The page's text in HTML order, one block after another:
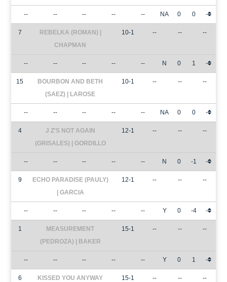
-- -- -- -- -- NA 0 0 -
7
REBELKA (ROMAN) |
CHAPMAN
10-1 -- -- --
-- -- -- -- -- N 0 1 -
15
BOURBON AND BETH
(SAEZ) | LAROSE
10-1 -- -- --
-- -- -- -- -- NA 0 0 -
4
J Z'S NOT AGAIN
(GRISALES) | GORDILLO
12-1 -- -- --
-- -- -- -- -- N 0 -1 -
9
ECHO PARADISE (PAULY)
| GARCIA
12-1 -- -- --
-- -- -- -- -- Y 0 -4 -
1
MEASUREMENT
(PEDROZA) | BAKER
15-1 -- -- --
-- -- -- -- -- Y 0 1 -
6
KISSED YOU ANYWAY
15-1 -- -- --